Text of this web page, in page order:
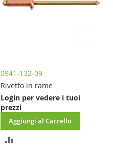
0941-132-09
Rivetto in rame
Login per vedere i tuoi
prezzi
Aggiungi al Carrello